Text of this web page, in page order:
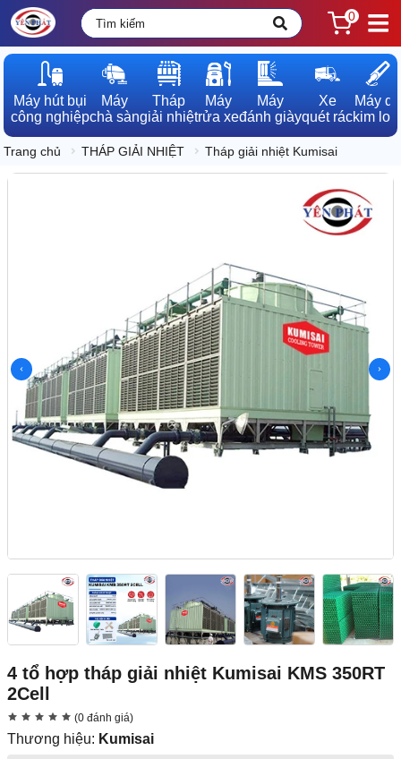
0
Máy hút bụi
công nghiệp
Máy
chà sàn
Tháp
giải nhiệt
Máy
rửa xe
Máy
đánh giày
Xe
quét rác
Máy dò
kim loại
Trang chủ THÁP GIẢI NHIỆT Tháp giải nhiệt Kumisai
4 tổ hợp tháp giải nhiệt Kumisai KMS 350RT
2Cell
(0 đánh giá)
Thương hiệu: Kumisai